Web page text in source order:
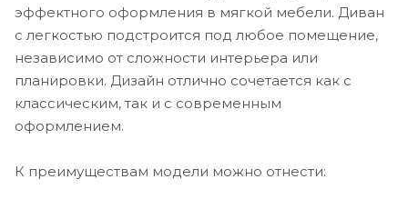
эффектного оформления в мягкой мебели. Диван
с легкостью подстроится под любое помещение,
независимо от сложности интерьера или
планировки. Дизайн отлично сочетается как с
классическим, так и с современным
оформлением.
К преимуществам модели можно отнести: